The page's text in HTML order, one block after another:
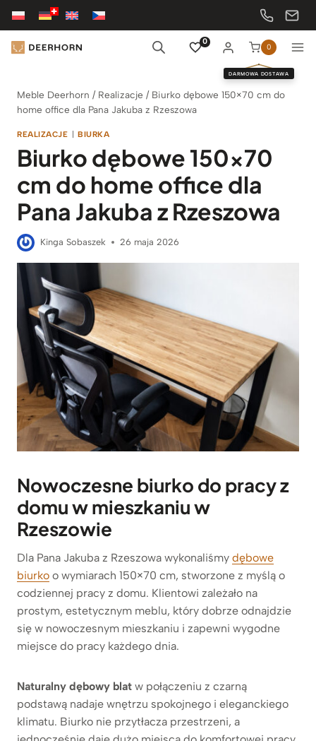
Przejdź
treści
0
0
DARMOWA DOSTAWA
Meble Deerhorn / Realizacje / Biurko dębowe 150×70 cm do
home office dla Pana Jakuba z Rzeszowa
REALIZACJE | BIURKA
Biurko dębowe 150×70
cm do home office dla
Pana Jakuba z Rzeszowa
Kinga Sobaszek 26 maja 2026
Nowoczesne biurko do pracy z
domu w mieszkaniu w
Rzeszowie
Dla Pana Jakuba z Rzeszowa wykonaliśmy dębowe
biurko o wymiarach 150×70 cm, stworzone z myślą o
codziennej pracy z domu. Klientowi zależało na
prostym, estetycznym meblu, który dobrze odnajdzie
się w nowoczesnym mieszkaniu i zapewni wygodne
miejsce do pracy każdego dnia.
Naturalny dębowy blat w połączeniu z czarną
podstawą nadaje wnętrzu spokojnego i eleganckiego
klimatu. Biurko nie przytłacza przestrzeni, a